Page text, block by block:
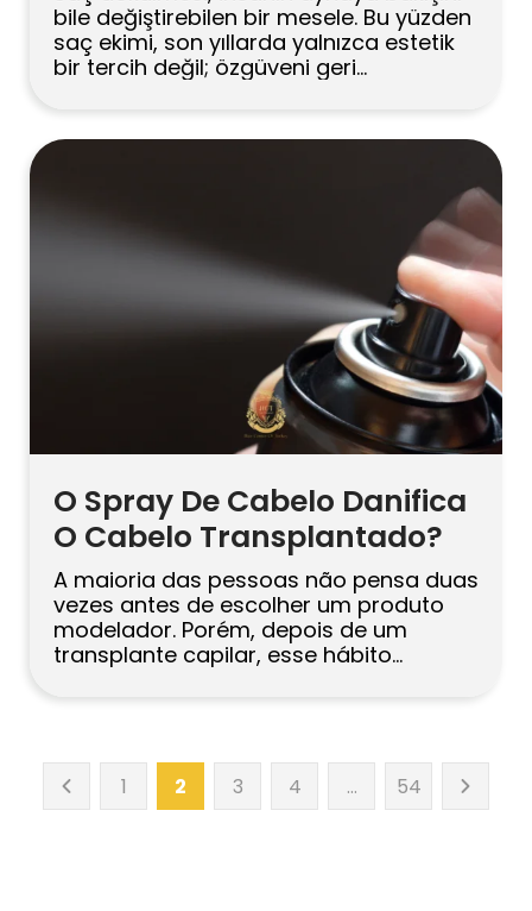
bile değiştirebilen bir mesele. Bu yüzden
saç ekimi, son yıllarda yalnızca estetik
bir tercih değil; özgüveni geri
görülüyor. Türkiye denince de akla ilk
gelen başlıklardan biri saç ekimi oluyor.
O Spray De Cabelo Danifica
O Cabelo Transplantado?
A maioria das pessoas não pensa duas
vezes antes de escolher um produto
modelador. Porém, depois de um
transplante capilar, esse hábito
uma preocupação justa – os enxertos
uma fase delicada, e o produto errado
no momento errado pode interferir na
cicatrização ou até […]
1 2 3 4 … 54